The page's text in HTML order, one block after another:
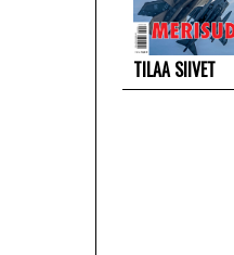
TILAA SIIVET